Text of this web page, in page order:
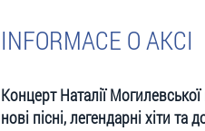
INFORMACE O AKCI
Концерт Наталії Могилевської
нові пісні, легендарні хіти та